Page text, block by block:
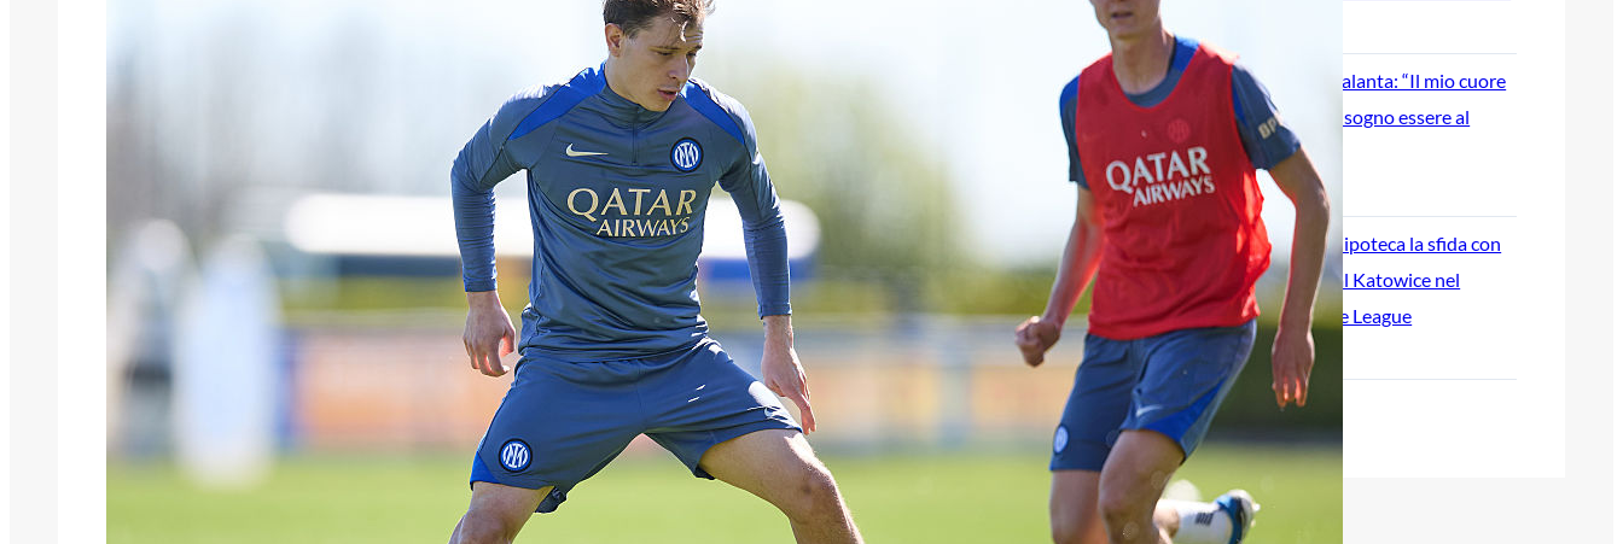
7 Agosto 2026
Jashari gela l’Atalanta: “Il mio cuore
è rossonero, un sogno essere al
Milan”
7 Agosto 2026
Hapoel Tel Aviv ipoteca la sfida con
l’Atalanta: 2-0 al Katowice nel
preliminare di Conference League
7 Agosto 2026